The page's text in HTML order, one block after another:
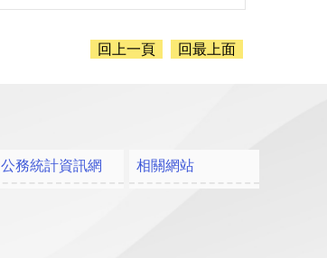
回上一頁 回最上面
公務統計資訊網 相關網站